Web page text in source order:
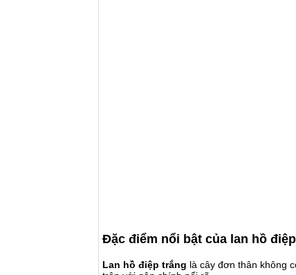
Đặc điểm nổi bật của lan hồ
Lan hồ điệp trắng là cây đơn thân không